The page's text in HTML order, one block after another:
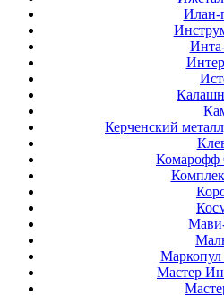
Илан-
Керченский
Комарофф
Мастер